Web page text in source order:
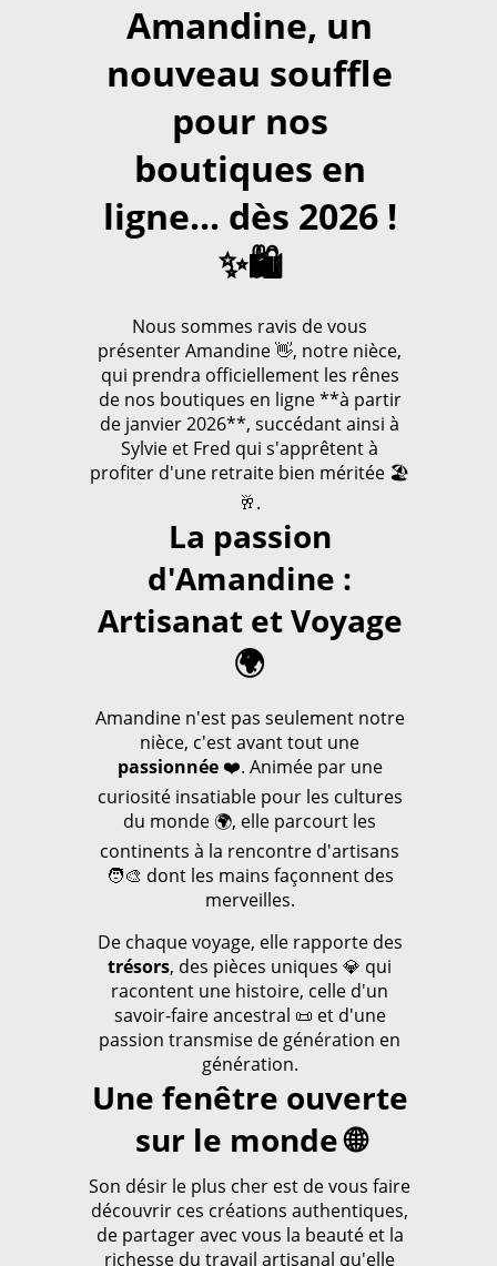
Amandine, un
nouveau souffle
pour nos
boutiques en
ligne... dès 2026 !
✨🛍️
Nous sommes ravis de vous
présenter Amandine 👋, notre nièce,
qui prendra officiellement les rênes
de nos boutiques en ligne **à partir
de janvier 2026**, succédant ainsi à
Sylvie et Fred qui s'apprêtent à
profiter d'une retraite bien méritée 🏖️
🥂.
La passion
d'Amandine :
Artisanat et Voyage
🌍
Amandine n'est pas seulement notre
nièce, c'est avant tout une
passionnée❤️. Animée par une
curiosité insatiable pour les cultures
du monde 🌍, elle parcourt les
continents à la rencontre d'artisans
🧑‍🎨 dont les mains façonnent des
merveilles.
De chaque voyage, elle rapporte des
trésors, des pièces uniques 💎 qui
racontent une histoire, celle d'un
savoir-faire ancestral 📜 et d'une
passion transmise de génération en
génération.
Une fenêtre ouverte
sur le monde 🌐
Son désir le plus cher est de vous faire
découvrir ces créations authentiques,
de partager avec vous la beauté et la
richesse du travail artisanal qu'elle